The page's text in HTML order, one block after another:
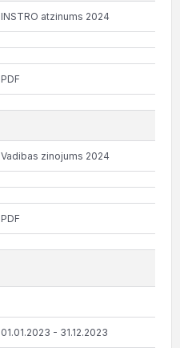
INSTRO atzinums 2024
PDF
Vadibas zinojums 2024
PDF
01.01.2023 - 31.12.2023